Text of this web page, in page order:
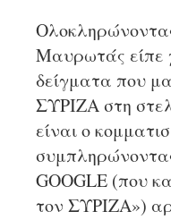
Μαυρωτάς είπε
δείγματα που
ΣΥΡΙΖΑ στη
είναι ο
GOOGLE (που
τον ΣΥΡΙΖΑ»)